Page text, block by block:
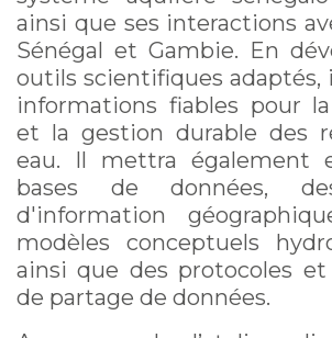
ainsi que ses interactions
Sénégal et Gambie. En
outils scientifiques adaptés,
informations fiables pour
et la gestion durable des
eau. Il mettra également
bases de données,
d'information
modèles conceptuels
ainsi que des protocoles et
de partage de données.